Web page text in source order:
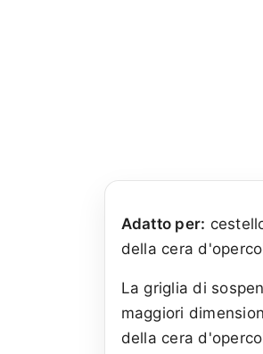
Adatto per:
della cera
La griglia di
maggiori
della cera